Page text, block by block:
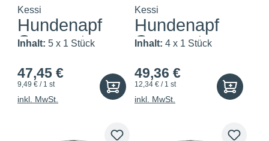
Kessi
Hundenapf
Gourmet
Inhalt: 5 x 1 Stück
47,45 €
9,49 € / 1 st
inkl. MwSt.
Kessi
Hundenapf
Gourmet
Inhalt: 4 x 1 Stück
49,36 €
12,34 € / 1 st
inkl. MwSt.